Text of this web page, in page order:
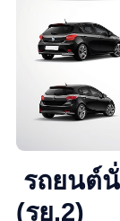
รถยนต์
(รย.2)